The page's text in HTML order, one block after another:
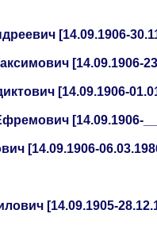
[14.09.1906-
[14.09.1906-
[14.09.1906-
[14.09.1906-
[14.09.1906-
[14.09.1905-